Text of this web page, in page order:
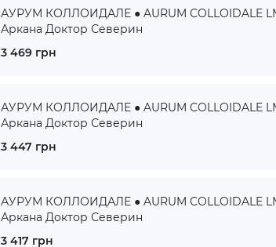
АУРУМ КОЛЛОИДАЛЕ ● AURUM COLLOIDALE
Аркана Доктор Северин
3 469 грн
АУРУМ КОЛЛОИДАЛЕ ● AURUM COLLOIDALE
Аркана Доктор Северин
3 447 грн
АУРУМ КОЛЛОИДАЛЕ ● AURUM COLLOIDALE
Аркана Доктор Северин
3 417 грн